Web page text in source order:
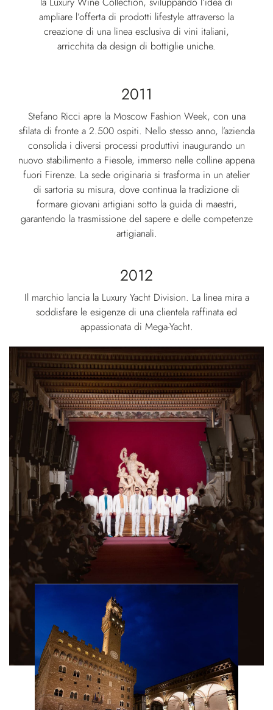
ampliare l’offerta di prodotti lifestyle attraverso la
creazione di una linea esclusiva di vini italiani,
arricchita da design di bottiglie uniche.
2011
Stefano Ricci apre la Moscow Fashion Week, con una
sfilata di fronte a 2.500 ospiti. Nello stesso anno, l’azienda
consolida i diversi processi produttivi inaugurando un
nuovo stabilimento a Fiesole, immerso nelle colline appena
fuori Firenze. La sede originaria si trasforma in un atelier
di sartoria su misura, dove continua la tradizione di
formare giovani artigiani sotto la guida di maestri,
garantendo la trasmissione del sapere e delle competenze
artigianali.
2012
Il marchio lancia la Luxury Yacht Division. La linea mira a
soddisfare le esigenze di una clientela raffinata ed
appassionata di Mega-Yacht.